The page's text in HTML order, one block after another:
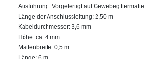
Ausführung: Vorgefertigt auf Gewebegittermatte
Länge der Anschlussleitung: 2,50 m
Kabeldurchmesser: 3,6 mm
Höhe: ca. 4 mm
Mattenbreite: 0,5 m
Länge: 6 m